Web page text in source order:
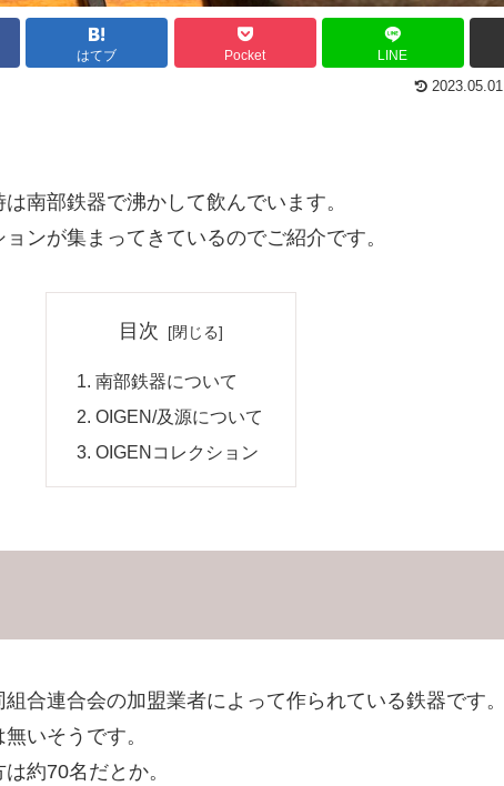
はてブ Pocket LINE
2023.05.01
南部鉄器で沸かして飲んでいます。
ンが集まってきているのでご紹介です。
目次
南部鉄器について
OIGEN/及源について
OIGENコレクション
合連合会の加盟業者によって作られている鉄器です。
いそうです。
約70名だとか。